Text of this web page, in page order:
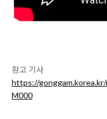
참고 기사
https://
M000